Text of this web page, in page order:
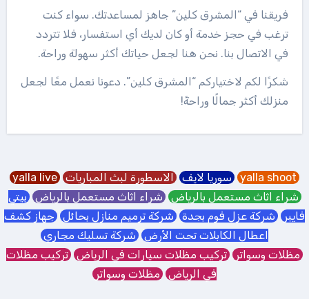
فريقنا في “المشرق كلين” جاهز لمساعدتك. سواء كنت
ترغب في حجز خدمة أو كان لديك أي استفسار، فلا تتردد
في الاتصال بنا. نحن هنا لجعل حياتك أكثر سهولة وراحة.
شكرًا لكم لاختياركم “المشرق كلين”. دعونا نعمل معًا لجعل
منزلك أكثر جمالًا وراحةً!
yalla shoot سوريا لايف الاسطورة لبث المباريات yalla live
شراء اثاث مستعمل بالرياض شراء اثاث مستعمل بالرياض بيتي
فايبر شركة عزل فوم بجدة شركة ترميم منازل بحائل جهاز كشف
اعطال الكابلات تحت الأرض شركة تسليك مجاري
مظلات وسواتر تركيب مظلات سيارات في الرياض تركيب مظلات
في الرياض مظلات وسواتر